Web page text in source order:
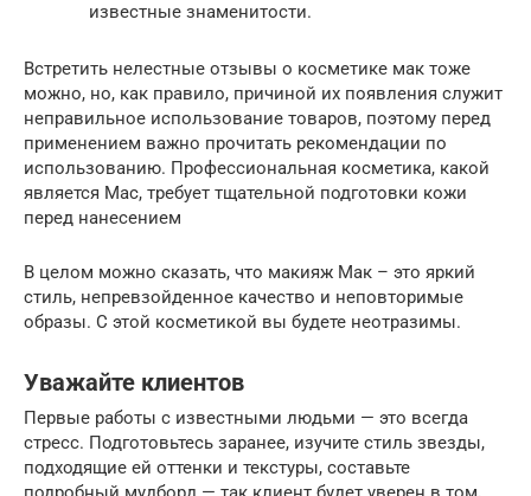
известные знаменитости.
Встретить нелестные отзывы о косметике мак тоже
можно, но, как правило, причиной их появления служит
неправильное использование товаров, поэтому перед
применением важно прочитать рекомендации по
использованию. Профессиональная косметика, какой
является Mac, требует тщательной подготовки кожи
перед нанесением
В целом можно сказать, что макияж Мак – это яркий
стиль, непревзойденное качество и неповторимые
образы. С этой косметикой вы будете неотразимы.
Уважайте клиентов
Первые работы с известными людьми — это всегда
стресс. Подготовьтесь заранее, изучите стиль звезды,
подходящие ей оттенки и текстуры, составьте